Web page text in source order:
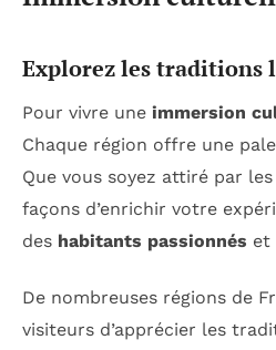
Explorez les traditions
Pour vivre une immersion
Chaque région offre une
Que vous soyez attiré par les
façons d’enrichir votre
des habitants passionnés et
De nombreuses régions de
visiteurs d’apprécier les